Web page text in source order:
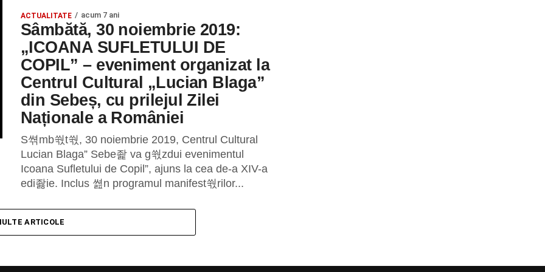
ACTUALITATE acum 7 ani
Sâmbătă, 30 noiembrie 2019:
„ICOANA SUFLETULUI DE
COPIL” – eveniment organizat la
Centrul Cultural „Lucian Blaga”
din Sebeș, cu prilejul Zilei
Naționale a României
S쎢mb쒃t쒃, 30 noiembrie 2019, Centrul Cultural
Lucian Blaga” Sebe좙 va g쒃zdui evenimentul
Icoana Sufletului de Copil”, ajuns la cea de-a XIV-a
edi좛ie. Inclus 쎮n programul manifest쒃rilor...
ARTICOLE